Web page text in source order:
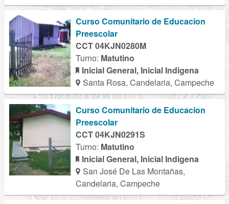
Curso Comunitario de Educacion
Preescolar
CCT 04KJN0280M
Turno: Matutino
Inicial General, Inicial Indigena
Santa Rosa, Candelaria, Campeche
Curso Comunitario de Educacion
Preescolar
CCT 04KJN0291S
Turno: Matutino
Inicial General, Inicial Indigena
San José De Las Montañas,
Candelaria, Campeche